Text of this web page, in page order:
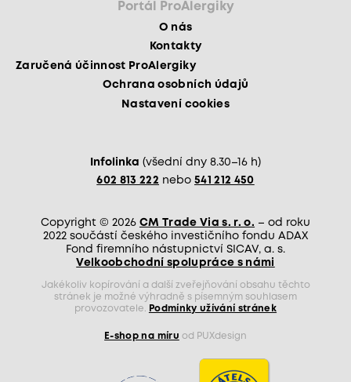
Portál ProAlergiky
O nás
Kontakty
Zaručená účinnost ProAlergiky
Ochrana osobních údajů
Nastavení cookies
Infolinka (všední dny 8.30–16 h)
602 813 222 nebo 541 212 450
Copyright © 2026 CM Trade Via s. r. o. – od roku
2022 součástí českého investičního fondu ADAX
Fond firemního nástupnictví SICAV, a. s.
Velkoobchodní spolupráce s námi
Jakékoliv kopírování a další zveřejňování obsahu těchto
stránek je možné výhradně s písemným souhlasem
provozovatele.
Podmínky užívání stránek
E-shop na míru od PUXdesign